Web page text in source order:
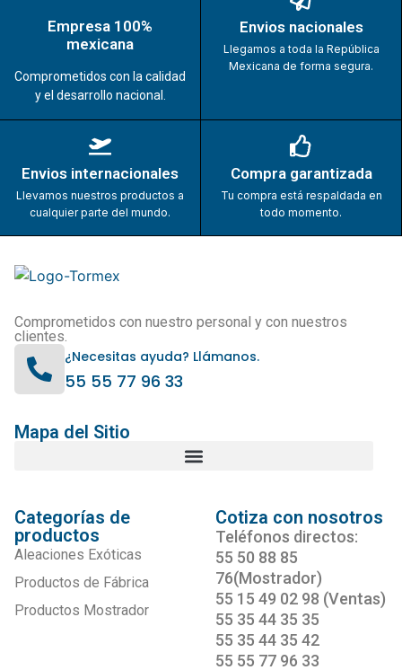
Empresa 100%
mexicana
Comprometidos con la calidad
y el desarrollo nacional.
Envios nacionales
Llegamos a toda la República
Mexicana de forma segura.
Envios internacionales
Llevamos nuestros productos a
cualquier parte del mundo.
Compra garantizada
Tu compra está respaldada en
todo momento.
Comprometidos con nuestro personal y con nuestros
clientes.
¿Necesitas ayuda? Llámanos.
55 55 77 96 33
Mapa del Sitio
Categorías de
productos
Aleaciones Exóticas
Productos de Fábrica
Productos Mostrador
Cotiza con nosotros
Teléfonos directos:
55 50 88 85
76(Mostrador)
55 15 49 02 98 (Ventas)
55 35 44 35 35
55 35 44 35 42
55 55 77 96 33